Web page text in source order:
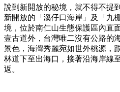
說到新開放的秘境，就不得不提
新開放的「溪仔口海岸」及「九
境，位於南仁山生態保護區內直
壹古道外，台灣唯二沒有公路的
景色，海灣秀麗宛如世外桃源，
林道下至出海口，接著沿海岸線
返。